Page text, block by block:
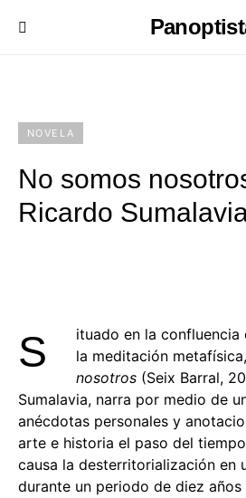
NOVELA
No somos
Ricardo
S
ituado en la
la meditación metafísica,
nosotros (Seix Barral,
Sumalavia, narra por medio de
anécdotas personales y
arte e historia el paso del
causa la desterritorialización en
durante un periodo de diez